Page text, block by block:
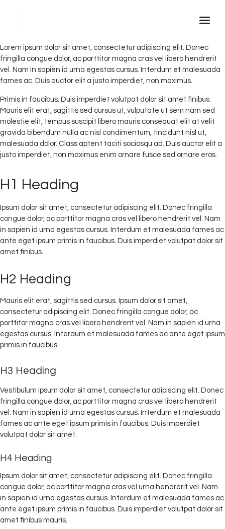
Inicio Real FM
Streaming
En Vivo
Descarga La APP
Programas
Noticias
Sobre Nosotros
Lorem ipsum dolor sit amet, consectetur adipiscing elit. Donec
fringilla congue dolor, ac porttitor magna cras vel libero hendrerit
vel. Nam in sapien id urna egestas cursus. Interdum et malesuada
fames ac. Duis auctor elit a justo imperdiet, non maximus.
Primis in faucibus. Duis imperdiet volutpat dolor sit amet finibus.
Mauris elit erat, sagittis sed cursus ut, vulputate ut sem nam sed
molestie elit, tempus suscipit libero mauris consequat elit at velit
gravida bibendum nulla ac nisl condimentum, tincidunt nisl ut,
malesuada dolor. Class aptent taciti sociosqu ad. Duis auctor elit a
justo imperdiet, non maximus enim ornare fusce sed ornare eros.
H1 Heading
Ipsum dolor sit amet, consectetur adipiscing elit. Donec fringilla
congue dolor, ac porttitor magna cras vel libero hendrerit vel. Nam
in sapien id urna egestas cursus. Interdum et malesuada fames ac
ante eget ipsum primis in faucibus. Duis imperdiet volutpat dolor sit
amet finibus.
H2 Heading
Mauris elit erat, sagittis sed cursus. Ipsum dolor sit amet,
consectetur adipiscing elit. Donec fringilla congue dolor, ac
porttitor magna cras vel libero hendrerit vel. Nam in sapien id urna
egestas cursus. Interdum et malesuada fames ac ante eget ipsum
primis in faucibus.
H3 Heading
Vestibulum ipsum dolor sit amet, consectetur adipiscing elit. Donec
fringilla congue dolor, ac porttitor magna cras vel libero hendrerit
vel. Nam in sapien id urna egestas cursus. Interdum et malesuada
fames ac ante eget ipsum primis in faucibus. Duis imperdiet
volutpat dolor sit amet.
H4 Heading
Ipsum dolor sit amet, consectetur adipiscing elit. Donec fringilla
congue dolor, ac porttitor magna cras vel urna hendrerit vel. Nam
in sapien id urna egestas cursus. Interdum et malesuada fames ac
ante eget ipsum primis in faucibus. Duis imperdiet volutpat dolor sit
amet finibus mauris.